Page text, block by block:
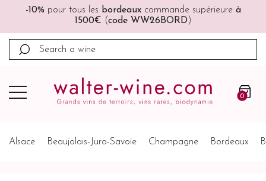
🚚🚚 Port offertà partir de 200€ (France, Allemagne,
Belgique, Pays-Bas)
0
Alsace Beaujolais-Jura-Savoie Champagne Bordeaux